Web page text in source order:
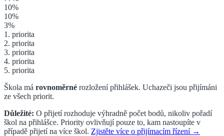
10%
10%
3%
1. priorita
2. priorita
3. priorita
4. priorita
5. priorita
Škola má rovnoměrné rozložení přihlášek. Uchazeči jsou přijímáni
ze všech priorit.
Důležité: O přijetí rozhoduje výhradně počet bodů, nikoliv pořadí
škol na přihlášce. Priority ovlivňují pouze to, kam nastoupíte v
případě přijetí na více škol. Zjistěte více o přijímacím řízení →